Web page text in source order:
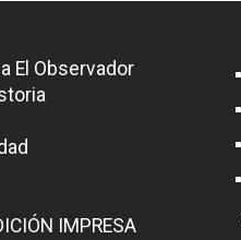
El Observador
IMPRESA